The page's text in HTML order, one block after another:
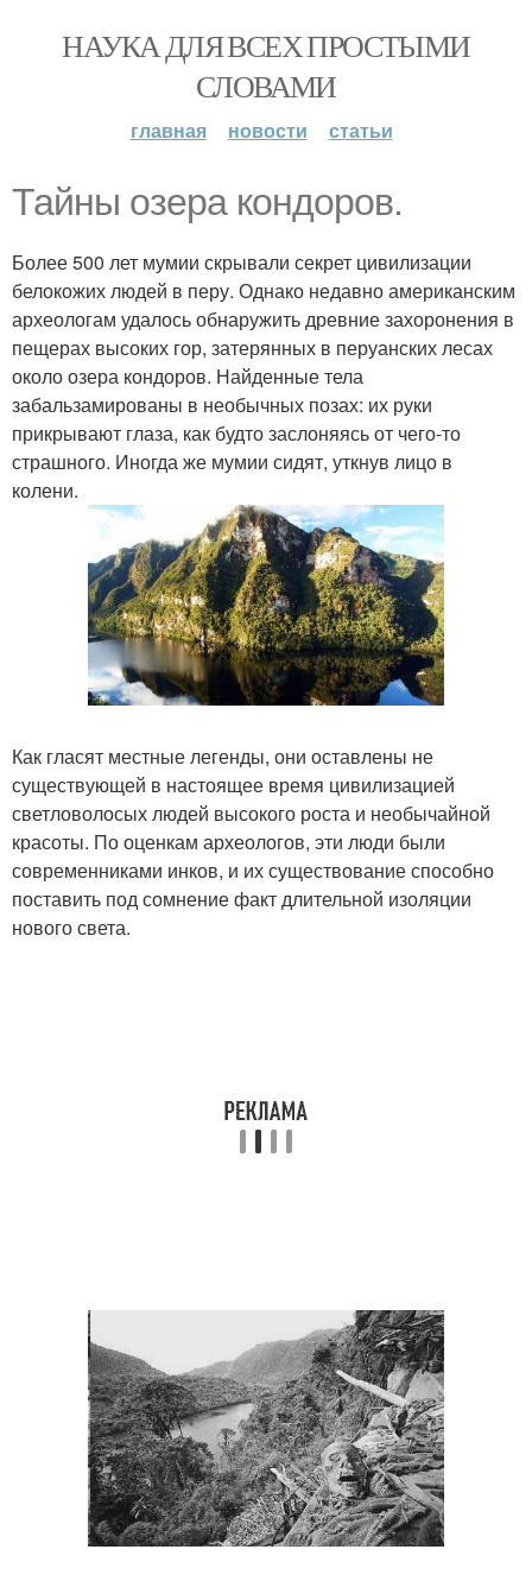
НАУКА ДЛЯ ВСЕХ ПРОСТЫМИ
СЛОВАМИ
главная новости статьи
Тайны озера кондоров.
Более 500 лет мумии скрывали секрет цивилизации
белокожих людей в перу. Однако недавно американским
археологам удалось обнаружить древние захоронения в
пещерах высоких гор, затерянных в перуанских лесах
около озера кондоров. Найденные тела
забальзамированы в необычных позах: их руки
прикрывают глаза, как будто заслоняясь от чего-то
страшного. Иногда же мумии сидят, уткнув лицо в
колени.
Как гласят местные легенды, они оставлены не
существующей в настоящее время цивилизацией
светловолосых людей высокого роста и необычайной
красоты. По оценкам археологов, эти люди были
современниками инков, и их существование способно
поставить под сомнение факт длительной изоляции
нового света.